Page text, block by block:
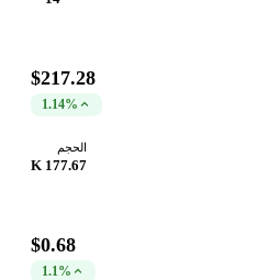
$217.28
1.14%
الحجم
177.67 K
$0.68
1.1%